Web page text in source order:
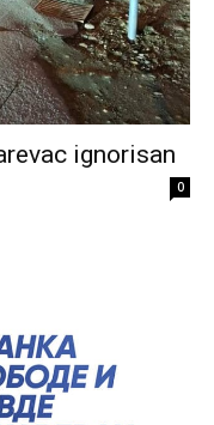
ignorisan
0